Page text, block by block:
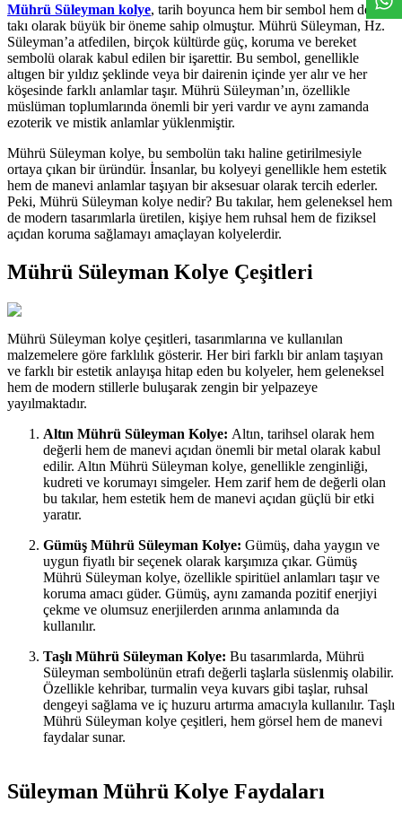
Mührü Süleyman kolye, tarih boyunca hem bir sembol hem de bir
takı olarak büyük bir öneme sahip olmuştur. Mührü Süleyman, Hz.
Süleyman’a atfedilen, birçok kültürde güç, koruma ve bereket
sembolü olarak kabul edilen bir işarettir. Bu sembol, genellikle
altıgen bir yıldız şeklinde veya bir dairenin içinde yer alır ve her
köşesinde farklı anlamlar taşır. Mührü Süleyman’ın, özellikle
müslüman toplumlarında önemli bir yeri vardır ve aynı zamanda
ezoterik ve mistik anlamlar yüklenmiştir.
Mührü Süleyman kolye, bu sembolün takı haline getirilmesiyle
ortaya çıkan bir üründür. İnsanlar, bu kolyeyi genellikle hem estetik
hem de manevi anlamlar taşıyan bir aksesuar olarak tercih ederler.
Peki, Mührü Süleyman kolye nedir? Bu takılar, hem geleneksel hem
de modern tasarımlarla üretilen, kişiye hem ruhsal hem de fiziksel
açıdan koruma sağlamayı amaçlayan kolyelerdir.
Mührü Süleyman Kolye Çeşitleri
Mührü Süleyman kolye çeşitleri, tasarımlarına ve kullanılan
malzemelere göre farklılık gösterir. Her biri farklı bir anlam taşıyan
ve farklı bir estetik anlayışa hitap eden bu kolyeler, hem geleneksel
hem de modern stillerle buluşarak zengin bir yelpazeye
yayılmaktadır.
Altın Mührü Süleyman Kolye: Altın, tarihsel olarak hem
değerli hem de manevi açıdan önemli bir metal olarak kabul
edilir. Altın Mührü Süleyman kolye, genellikle zenginliği,
kudreti ve korumayı simgeler. Hem zarif hem de değerli olan
bu takılar, hem estetik hem de manevi açıdan güçlü bir etki
yaratır.
Gümüş Mührü Süleyman Kolye: Gümüş, daha yaygın ve
uygun fiyatlı bir seçenek olarak karşımıza çıkar. Gümüş
Mührü Süleyman kolye, özellikle spiritüel anlamları taşır ve
koruma amacı güder. Gümüş, aynı zamanda pozitif enerjiyi
çekme ve olumsuz enerjilerden arınma anlamında da
kullanılır.
Taşlı Mührü Süleyman Kolye: Bu tasarımlarda, Mührü
Süleyman sembolünün etrafı değerli taşlarla süslenmiş olabilir.
Özellikle kehribar, turmalin veya kuvars gibi taşlar, ruhsal
dengeyi sağlama ve iç huzuru artırma amacıyla kullanılır. Taşlı
Mührü Süleyman kolye çeşitleri, hem görsel hem de manevi
faydalar sunar.
Süleyman Mührü Kolye Faydaları